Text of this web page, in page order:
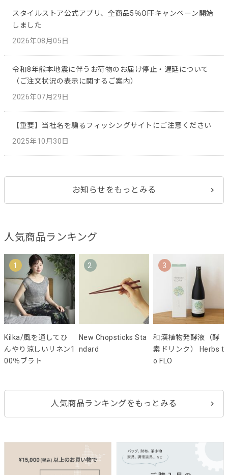
スタイルストア公式アプリ、全商品5％OFFキャンペーン開始
しました
2026年08月05日
令和8年熊本地震に伴うお荷物のお届け停止・遅延について
（ご注文状況の表示に関するご案内）
2026年07月29日
【重要】当社名を騙るフィッシングサイトにご注意ください
2025年10月30日
お知らせをもっとみる
人気商品ランキング
1
Kilka/風を通してひ
んやり涼しいリネン1
00％ブラト
2
New Chopsticks Sta
ndard
3
和漢植物発酵液（酵
素ドリンク） Herbs t
o FLO
人気商品ランキングをもっとみる